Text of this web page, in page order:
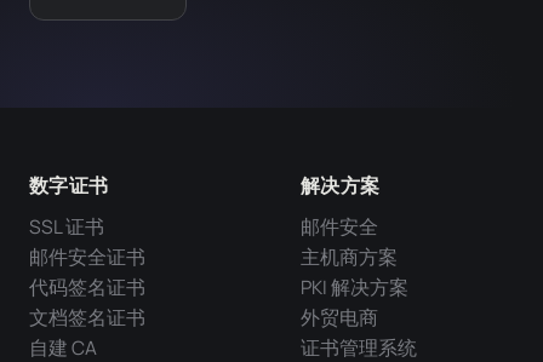
数字证书
SSL 证书
邮件安全证书
代码签名证书
文档签名证书
自建 CA
解决方案
邮件安全
主机商方案
PKI 解决方案
外贸电商
证书管理系统